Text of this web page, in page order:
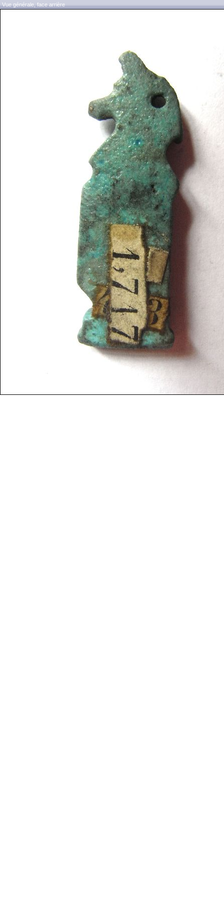
Vue générale, face arrière